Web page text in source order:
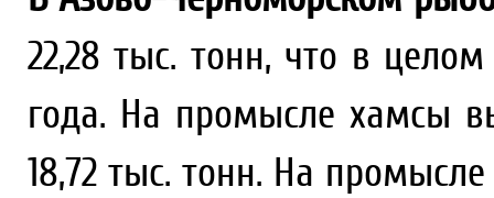
22,28 тыс. тонн, что в
года. На промысле хамсы
18,72 тыс. тонн. На